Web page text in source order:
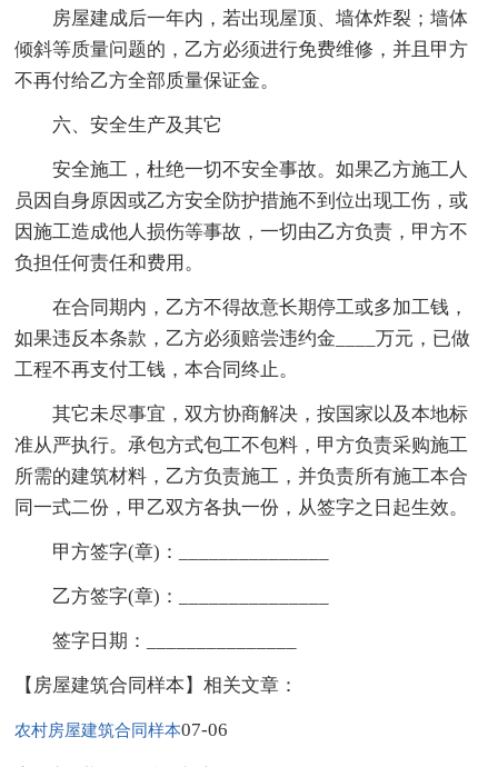
房屋建成后一年内，若出现屋顶、墙体炸裂；墙体
倾斜等质量问题的，乙方必须进行免费维修，并且甲方
不再付给乙方全部质量保证金。
六、安全生产及其它
安全施工，杜绝一切不安全事故。如果乙方施工人
员因自身原因或乙方安全防护措施不到位出现工伤，或
因施工造成他人损伤等事故，一切由乙方负责，甲方不
负担任何责任和费用。
在合同期内，乙方不得故意长期停工或多加工钱，
如果违反本条款，乙方必须赔尝违约金____万元，已做
工程不再支付工钱，本合同终止。
其它未尽事宜，双方协商解决，按国家以及本地标
准从严执行。承包方式包工不包料，甲方负责采购施工
所需的建筑材料，乙方负责施工，并负责所有施工本合
同一式二份，甲乙双方各执一份，从签字之日起生效。
甲方签字(章)：_______________
乙方签字(章)：_______________
签字日期：_______________
【房屋建筑合同样本】相关文章：
农村房屋建筑合同样本07-06